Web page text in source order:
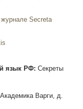
Secreta
язык РФ: Секреты
Варги, д.